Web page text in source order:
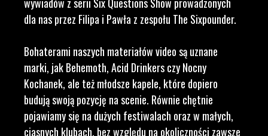
dla nas przez Filipa i Pawła z zespołu The Sixpounder.
Bohaterami naszych materiałów video są uznane
marki, jak Behemoth, Acid Drinkers czy Nocny
Kochanek, ale też młodsze kapele, które dopiero
budują swoją pozycję na scenie. Równie chętnie
pojawiamy się na dużych festiwalach oraz w małych,
ciasnych klubach, bez względu na okoliczności zawsze